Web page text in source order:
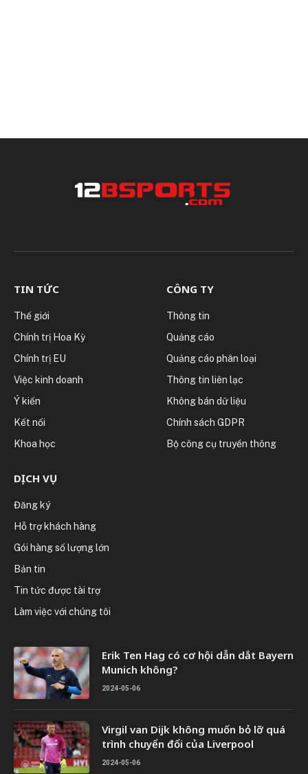
TIN TỨC
Thế giới
Chính trị Hoa Kỳ
Chính trị EU
Việc kinh doanh
Ý kiến
Kết nối
Khoa học
CÔNG TY
Thông tin
Quảng cáo
Quảng cáo phân loại
Thông tin liên lạc
Không bán dữ liệu
Chính sách GDPR
Bộ công cụ truyền thông
DỊCH VỤ
Đăng ký
Hỗ trợ khách hàng
Gói hàng số lượng lớn
Bản tin
Tin tức được tài trợ
Làm việc với chúng tôi
Erik Ten Hag có cơ hội dẫn dắt Bayern
Munich không?
2024-05-06
Virgil van Dijk không muốn bỏ lỡ quá
trình chuyển đổi của Liverpool
2024-05-06